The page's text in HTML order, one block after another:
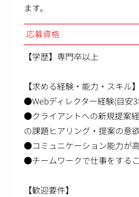
ます。
応募資格
【学歴】専門卒以上
【求める経験・能力・スキル】
●Webディレクター経験(目安3
●クライアントへの新規提案
の課題ヒアリング・提案の意
●コミュニケーション能力が
●チームワークで仕事をする
【歓迎要件】